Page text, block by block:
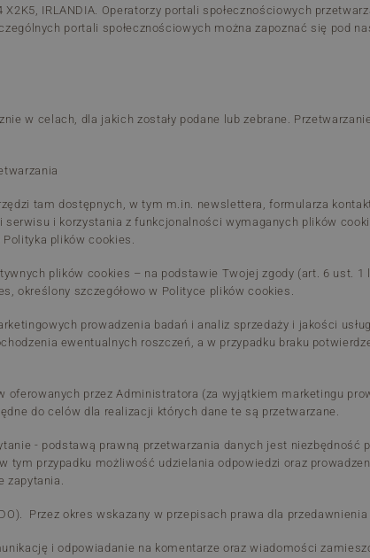
IRLANDIA. Operatorzy portali społecznościowych
portali społecznościowych można zapoznać się pod
w celach, dla jakich zostały podane lub zebrane.
tam dostępnych, w tym m.in. newslettera, formularza
i korzystania z funkcjonalności wymaganych plików
plików cookies.
plików cookies – na podstawie Twojej zgody (art. 6 ust.
określony szczegółowo w Polityce plików cookies.
prowadzenia badań i analiz sprzedaży i jakości
ewentualnych roszczeń, a w przypadku braku
oferowanych przez Administratora (za wyjątkiem marketingu
do celów dla realizacji których dane te są przetwarzane.
- podstawą prawną przetwarzania danych jest
przypadku możliwość udzielania odpowiedzi oraz
zapytania.
Przez okres wskazany w przepisach prawa dla
i odpowiadanie na komentarze oraz wiadomości